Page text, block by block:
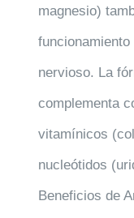
magnesio)
nervioso. La
complementa
vitamínicos
nucleótidos
Beneficios de